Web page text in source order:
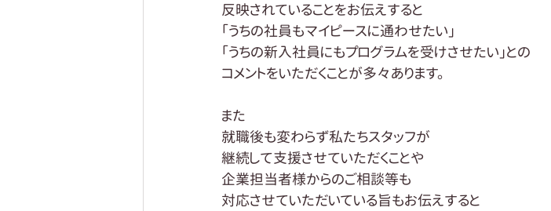
反映されていることをお伝えすると
「うちの社員もマイピースに通わせたい」
「うちの新入社員にもプログラムを受けさせたい」との
コメントをいただくことが多々あります。
また
就職後も変わらず私たちスタッフが
継続して支援させていただくことや
企業担当者様からのご相談等も
対応させていただいている旨もお伝えすると